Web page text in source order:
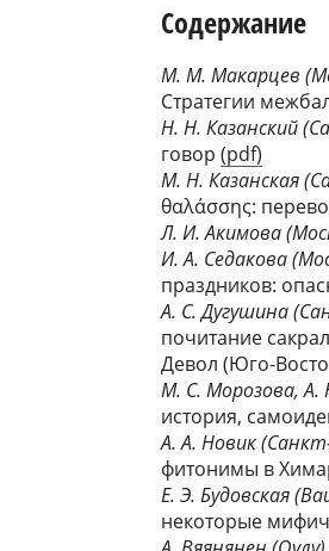
Содержание
М. М. Макарцев
Стратегии
Н. Н. Казанский
говор (pdf)
М. Н. Казанская
θαλάσσης:
Л. И. Акимова
И. А. Седакова
праздников:
А. С. Дугушина
почитание
Девол (Юго-
М. С. Морозова, А.
история,
А. А. Новик
фитонимы в
Е. Э. Будовская
некоторые